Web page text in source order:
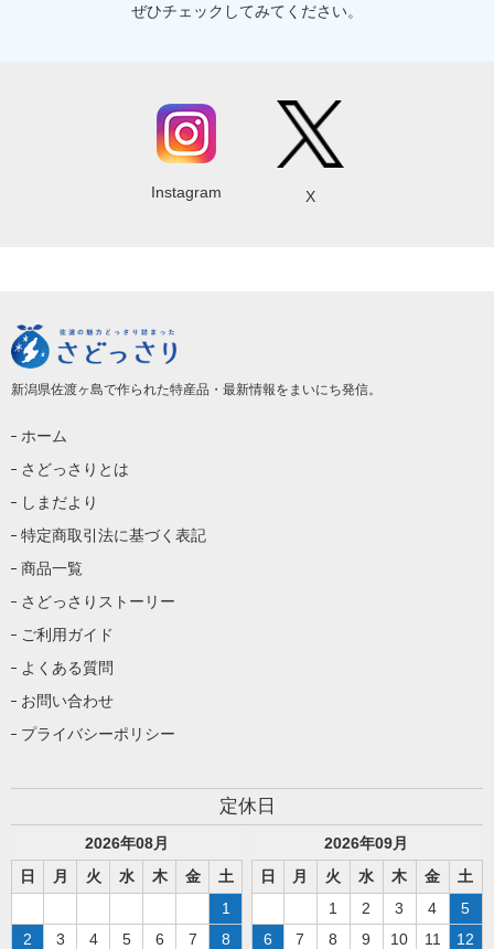
ぜひチェックしてみてください。
Instagram X
新潟県佐渡ヶ島で作られた特産品・最新情報をまいにち発信。
ホーム
さどっさりとは
しまだより
特定商取引法に基づく表記
商品一覧
さどっさりストーリー
ご利用ガイド
よくある質問
お問い合わせ
プライバシーポリシー
定休日
2026年08月
日
月 火 水 木 金
土
1
2
3 4 5 6 7 8
2026年09月
日
月 火 水 木 金
土
1
2 3 4
5
6
7 8 9 10 11 12